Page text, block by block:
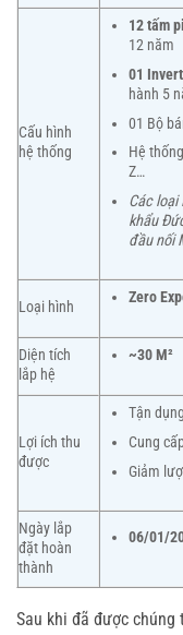
Cấu hình
hệ thống
12 tấm
12 năm
01
hành 5
01 Bộ
Hệ
Z…
Các loại
khẩu
đầu nối
Loại hình
Zero
Diện tích
lắp hệ
~30 M²
Lợi ích thu
được
Tận
Cung
Giảm
Ngày lắp
đặt hoàn
thành
06/01/
Sau khi đã được